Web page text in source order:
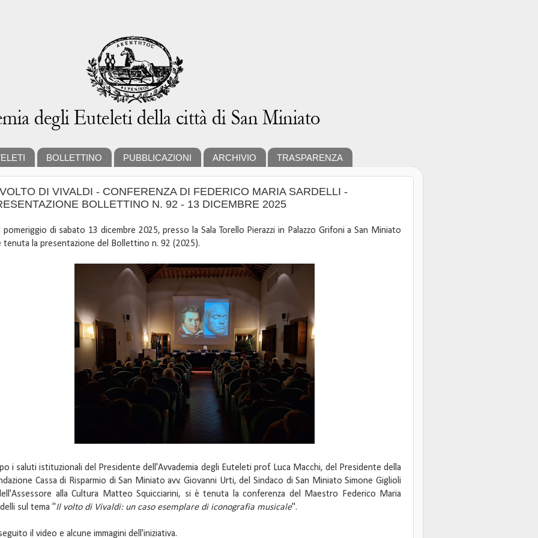
BOLLETTINO PUBBLICAZIONI ARCHIVIO TRASPARENZA
DI VIVALDI - CONFERENZA DI FEDERICO MARIA SARDELLI -
BOLLETTINO N. 92 - 13 DICEMBRE 2025
pomeriggio di sabato 13 dicembre 2025, presso la Sala Torello Pierazzi in Palazzo Grifoni a San Miniato
tenuta la presentazione del Bollettino n. 92 (2025).
i saluti istituzionali del Presidente dell'Avvademia degli Euteleti prof. Luca Macchi, del Presidente della
Cassa di Risparmio di San Miniato avv. Giovanni Urti, del Sindaco di San Miniato Simone Giglioli
alla Cultura Matteo Squicciarini, si è tenuta la conferenza del Maestro Federico Maria
sul tema "Il volto di Vivaldi: un caso esemplare di iconografia musicale".
il video e alcune immagini dell'iniziativa.